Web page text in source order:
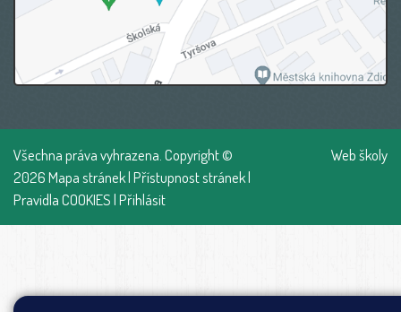
Všechna práva vyhrazena. Copyright ©
2026Mapa stránek|Přístupnost stránek|
Pravidla COOKIES|Přihlásit
Web školy